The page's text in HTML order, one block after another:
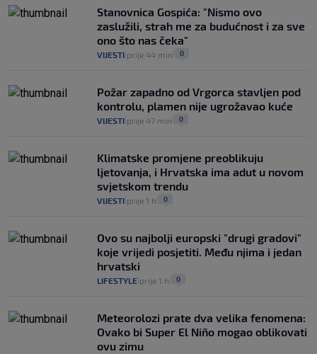
Stanovnica Gospića: "Nismo ovo
zaslužili, strah me za budućnost i za sve
ono što nas čeka"
VIJESTI prije 44 min 0
Požar zapadno od Vrgorca stavljen pod
kontrolu, plamen nije ugrožavao kuće
VIJESTI prije 47 min 0
Klimatske promjene preoblikuju
ljetovanja, i Hrvatska ima adut u novom
svjetskom trendu
VIJESTI prije 1 h 0
Ovo su najbolji europski "drugi gradovi"
koje vrijedi posjetiti. Među njima i jedan
hrvatski
LIFESTYLE prije 1 h 0
Meteorolozi prate dva velika fenomena:
Ovako bi Super El Niño mogao oblikovati
ovu zimu